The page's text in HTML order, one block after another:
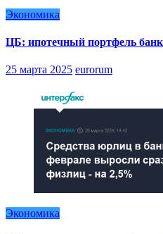
Экономика
ЦБ: ипотечный портфель
25 марта 2025 eurorum
Экономика